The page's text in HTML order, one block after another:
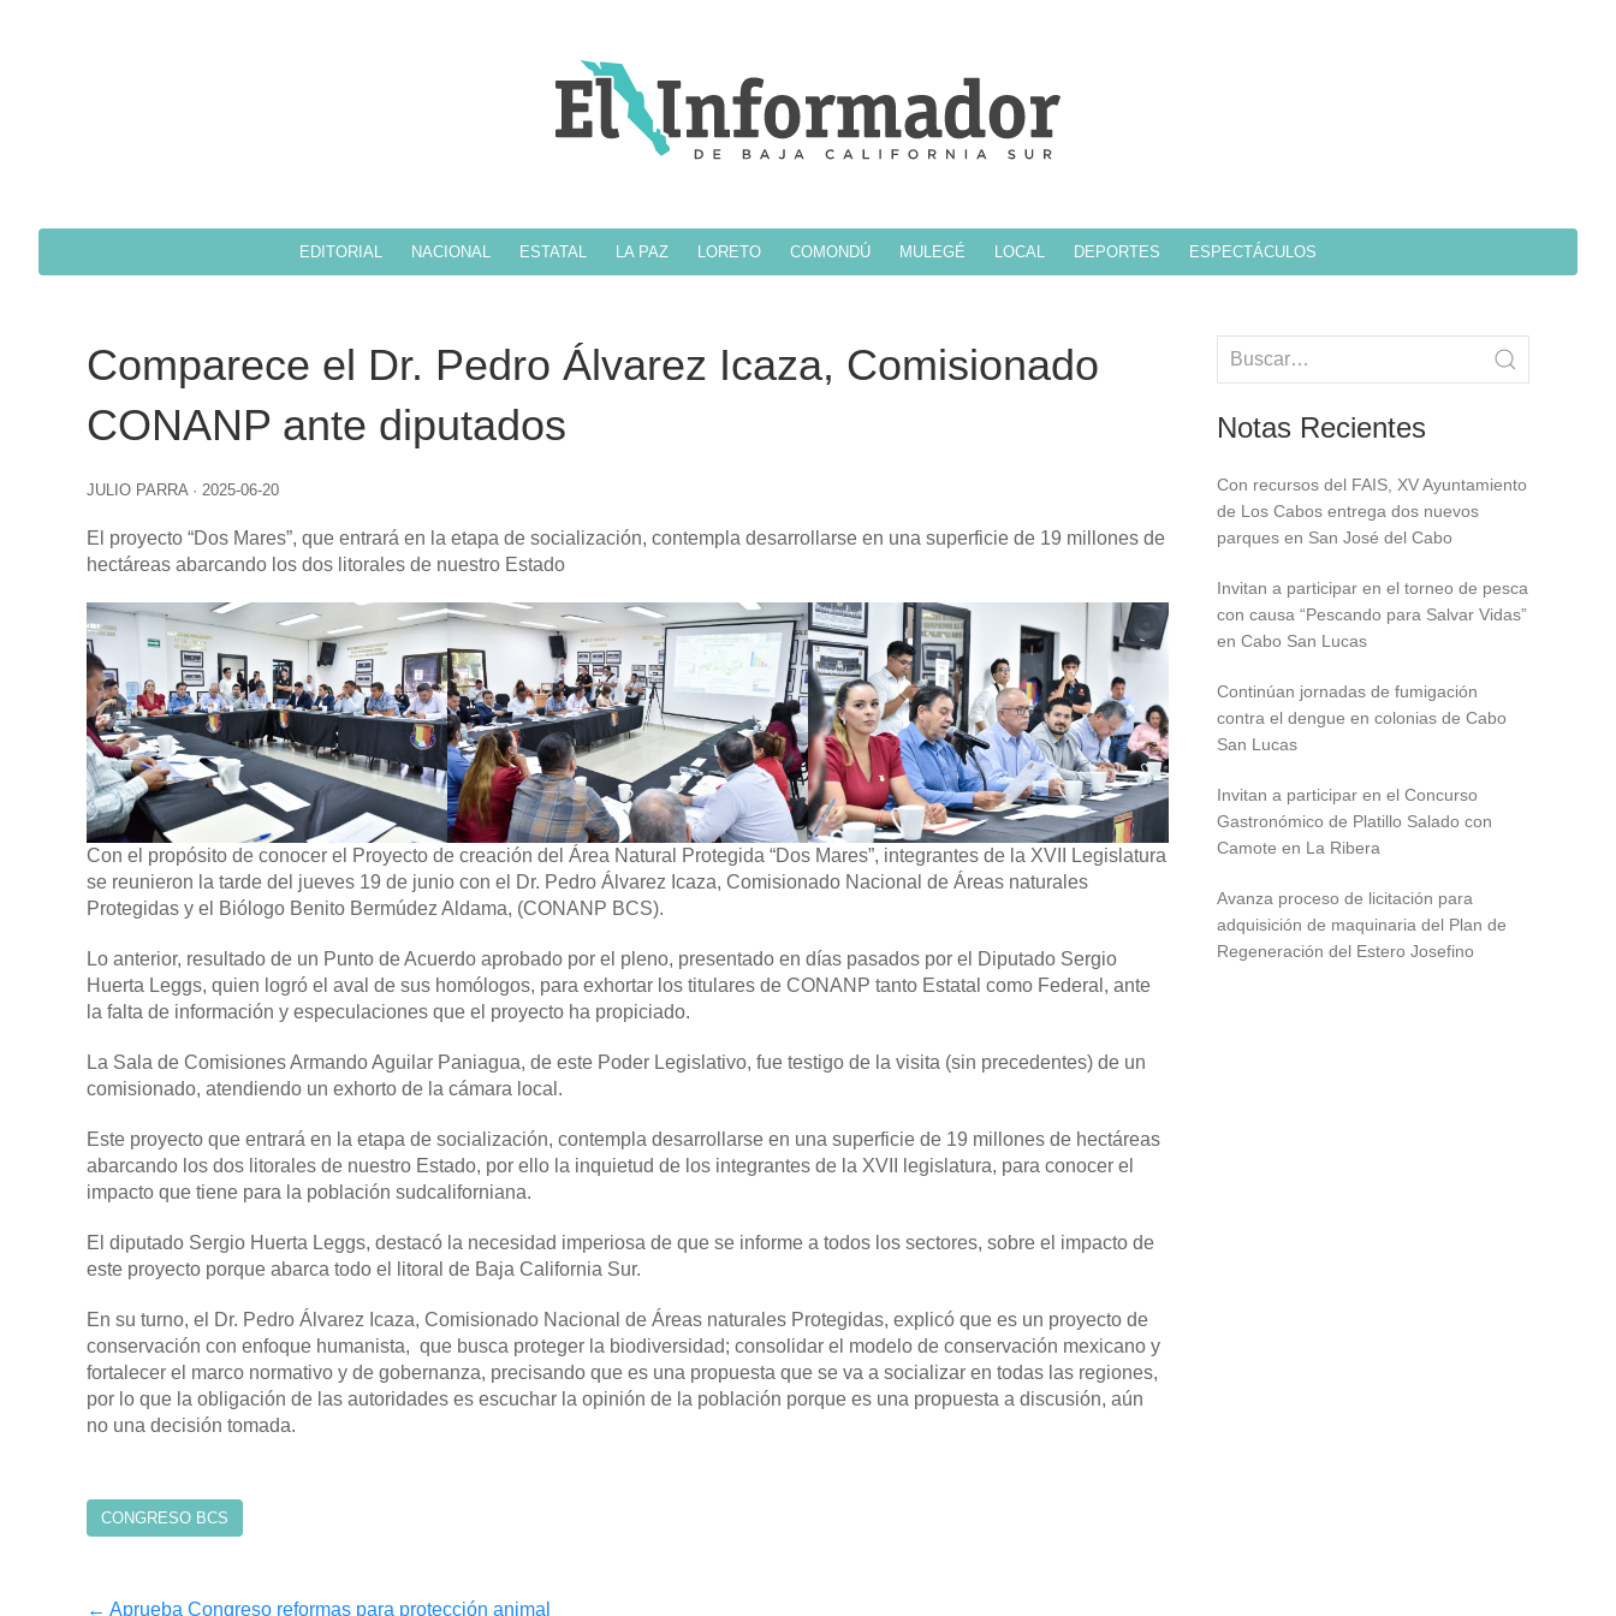
EDITORIAL NACIONAL ESTATAL LA PAZ LORETO COMONDÚ MULEGÉ LOCAL DEPORTES ESPECTÁCULOS
Comparece el Dr. Pedro Álvarez Icaza, Comisionado
CONANP ante diputados
JULIO PARRA · 2025-06-20
El proyecto “Dos Mares”, que entrará en la etapa de socialización, contempla desarrollarse en una superficie de 19 millones de
hectáreas abarcando los dos litorales de nuestro Estado
Con el propósito de conocer el Proyecto de creación del Área Natural Protegida “Dos Mares”, integrantes de la XVII Legislatura
se reunieron la tarde del jueves 19 de junio con el Dr. Pedro Álvarez Icaza, Comisionado Nacional de Áreas naturales
Protegidas y el Biólogo Benito Bermúdez Aldama, (CONANP BCS).
Lo anterior, resultado de un Punto de Acuerdo aprobado por el pleno, presentado en días pasados por el Diputado Sergio
Huerta Leggs, quien logró el aval de sus homólogos, para exhortar los titulares de CONANP tanto Estatal como Federal, ante
la falta de información y especulaciones que el proyecto ha propiciado.
La Sala de Comisiones Armando Aguilar Paniagua, de este Poder Legislativo, fue testigo de la visita (sin precedentes) de un
comisionado, atendiendo un exhorto de la cámara local.
Este proyecto que entrará en la etapa de socialización, contempla desarrollarse en una superficie de 19 millones de hectáreas
abarcando los dos litorales de nuestro Estado, por ello la inquietud de los integrantes de la XVII legislatura, para conocer el
impacto que tiene para la población sudcaliforniana.
El diputado Sergio Huerta Leggs, destacó la necesidad imperiosa de que se informe a todos los sectores, sobre el impacto de
este proyecto porque abarca todo el litoral de Baja California Sur.
En su turno, el Dr. Pedro Álvarez Icaza, Comisionado Nacional de Áreas naturales Protegidas, explicó que es un proyecto de
conservación con enfoque humanista, que busca proteger la biodiversidad; consolidar el modelo de conservación mexicano y
fortalecer el marco normativo y de gobernanza, precisando que es una propuesta que se va a socializar en todas las regiones,
por lo que la obligación de las autoridades es escuchar la opinión de la población porque es una propuesta a discusión, aún
no una decisión tomada.
CONGRESO BCS
← Aprueba Congreso reformas para protección animal
Notas Recientes
Con recursos del FAIS, XV Ayuntamiento
de Los Cabos entrega dos nuevos
parques en San José del Cabo
Invitan a participar en el torneo de pesca
con causa “Pescando para Salvar Vidas”
en Cabo San Lucas
Continúan jornadas de fumigación
contra el dengue en colonias de Cabo
San Lucas
Invitan a participar en el Concurso
Gastronómico de Platillo Salado con
Camote en La Ribera
Avanza proceso de licitación para
adquisición de maquinaria del Plan de
Regeneración del Estero Josefino